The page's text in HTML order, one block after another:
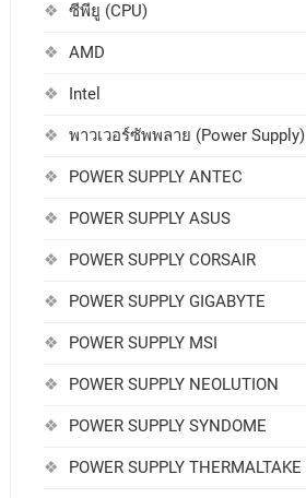
ซีพียู (CPU)
AMD
Intel
พาวเวอร์ซัพพลาย (Power Supply)
POWER SUPPLY ANTEC
POWER SUPPLY ASUS
POWER SUPPLY CORSAIR
POWER SUPPLY GIGABYTE
POWER SUPPLY MSI
POWER SUPPLY NEOLUTION
POWER SUPPLY SYNDOME
POWER SUPPLY THERMALTAKE